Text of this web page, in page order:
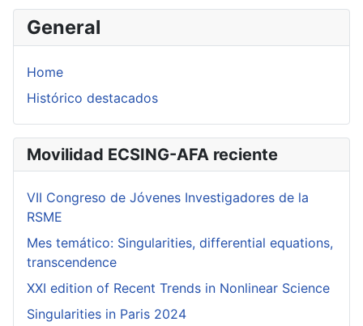
General
Home
Histórico destacados
Movilidad ECSING-AFA reciente
VII Congreso de Jóvenes Investigadores de la
RSME
Mes temático: Singularities, differential equations,
transcendence
XXI edition of Recent Trends in Nonlinear Science
Singularities in Paris 2024